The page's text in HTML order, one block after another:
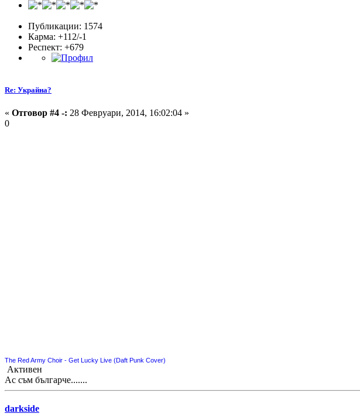
Публикации: 1574
Карма: +112/-1
Респект: +679
Re: Украйна?
« Отговор #4 -: 28 Февруари, 2014, 16:02:04 »
0
The Red Army Choir - Get Lucky Live (Daft Punk Cover)
Активен
Ас съм българче.......
darkside